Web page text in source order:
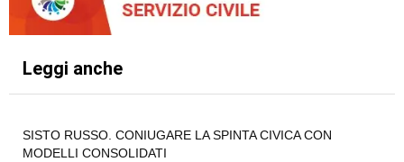
Leggi anche
SISTO RUSSO. CONIUGARE LA SPINTA CIVICA CON
MODELLI CONSOLIDATI